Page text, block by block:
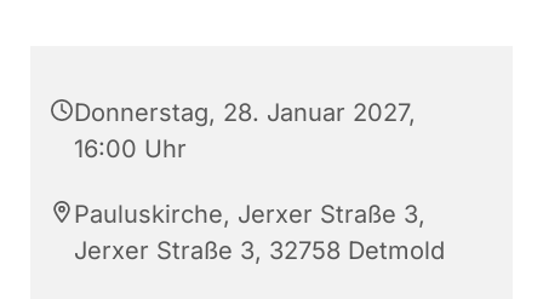
Donnerstag, 28. Januar 2027,
16:00 Uhr
Pauluskirche, Jerxer Straße 3,
Jerxer Straße 3, 32758 Detmold